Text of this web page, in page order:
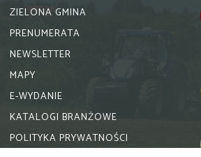
ZIELONA GMINA
PRENUMERATA
NEWSLETTER
MAPY
E-WYDANIE
KATALOGI BRANŻOWE
POLITYKA PRYWATNOŚCI